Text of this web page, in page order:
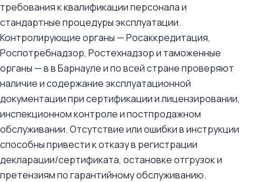
требования к квалификации персонала и
стандартные процедуры эксплуатации.
Контролирующие органы — Росаккредитация,
Роспотребнадзор, Ростехнадзор и таможенные
органы — в в Барнауле и по всей стране проверяют
наличие и содержание эксплуатационной
документации при сертификации и лицензировании,
инспекционном контроле и постпродажном
обслуживании. Отсутствие или ошибки в инструкции
способны привести к отказу в регистрации
декларации/сертификата, остановке отгрузок и
претензиям по гарантийному обслуживанию.